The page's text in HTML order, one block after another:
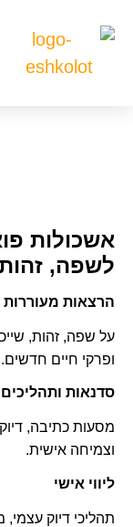
אשכולות
לשפה, זהות
הרצאות
על שפה, זהות,
ופרקי חיים חדשים.
סדנאות
מסעות כתיבה,
וצמיחה אישית.
ליווי אישי
תהליכי דיוק עצמי,